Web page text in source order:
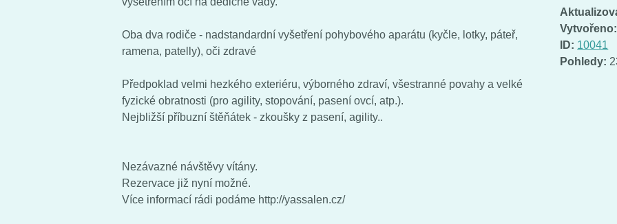
Oba dva rodiče - nadstandardní vyšetření pohybového aparátu (kyčle, lotky, páteř,
ramena, patelly), oči zdravé
Předpoklad velmi hezkého exteriéru, výborného zdraví, všestranné povahy a velké
fyzické obratnosti (pro agility, stopování, pasení ovcí, atp.).
Nejbližší příbuzní štěňátek - zkoušky z pasení, agility..
Nezávazné návštěvy vítány.
Rezervace již nyní možné.
Více informací rádi podáme http://yassalen.cz/
Vytvořeno:
ID: 10041
Pohledy: